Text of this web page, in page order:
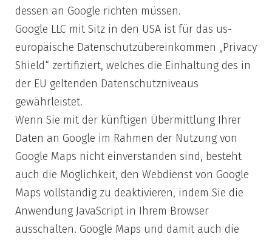
dessen an Google richten müssen.
Google LLC mit Sitz in den USA ist für das us-
europäische Datenschutzübereinkommen „Privacy
Shield“ zertifiziert, welches die Einhaltung des in
der EU geltenden Datenschutzniveaus
gewährleistet.
Wenn Sie mit der künftigen Übermittlung Ihrer
Daten an Google im Rahmen der Nutzung von
Google Maps nicht einverstanden sind, besteht
auch die Möglichkeit, den Webdienst von Google
Maps vollständig zu deaktivieren, indem Sie die
Anwendung JavaScript in Ihrem Browser
ausschalten. Google Maps und damit auch die